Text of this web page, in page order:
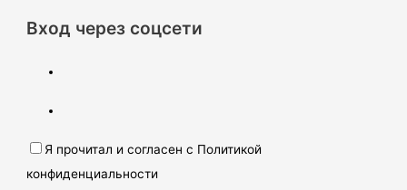
Вход через соцсети
Я прочитал и согласен с Политикой
конфиденциальности